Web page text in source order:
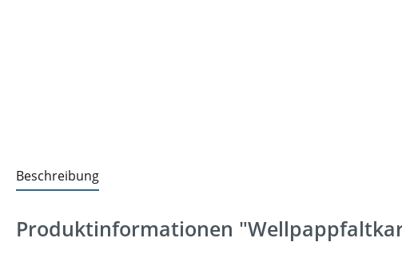
Beschreibung
Produktinformationen